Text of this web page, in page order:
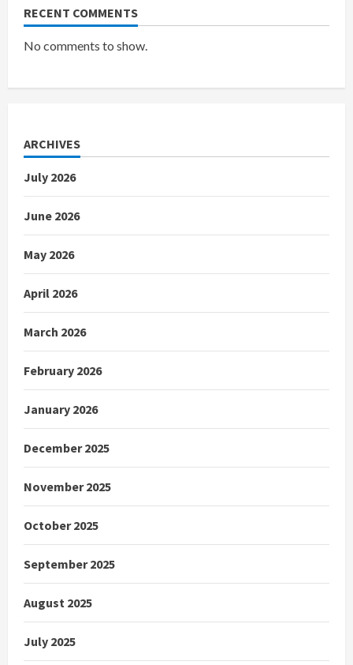
RECENT COMMENTS
No comments to show.
ARCHIVES
July 2026
June 2026
May 2026
April 2026
March 2026
February 2026
January 2026
December 2025
November 2025
October 2025
September 2025
August 2025
July 2025